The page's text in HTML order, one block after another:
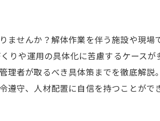
せんか？解体作業を伴う施設や現場
や運用の具体化に苦慮するケースが
者が取るべき具体策までを徹底解説
守、人材配置に自信を持つことがで